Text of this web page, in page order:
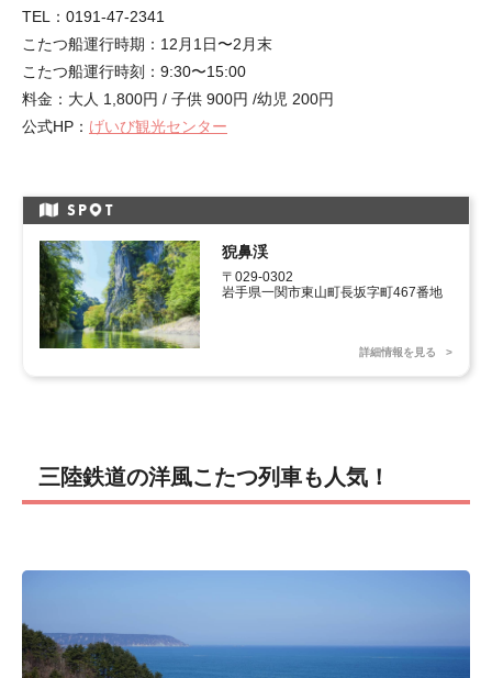
TEL：0191-47-2341
こたつ船運行時期：12月1日〜2月末
こたつ船運行時刻：9:30〜15:00
料金：大人 1,800円 / 子供 900円 /幼児 200円
公式HP： げいび観光センター
SP T
猊鼻渓
〒029-0302
岩手県一関市東山町長坂字町467番地
詳細情報を見る
三陸鉄道の洋風こたつ列車も人気！